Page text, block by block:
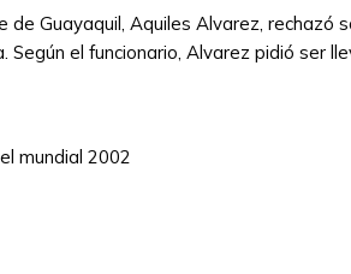
Guayaquil, Aquiles Alvarez,
Según el funcionario, Alvarez pidió